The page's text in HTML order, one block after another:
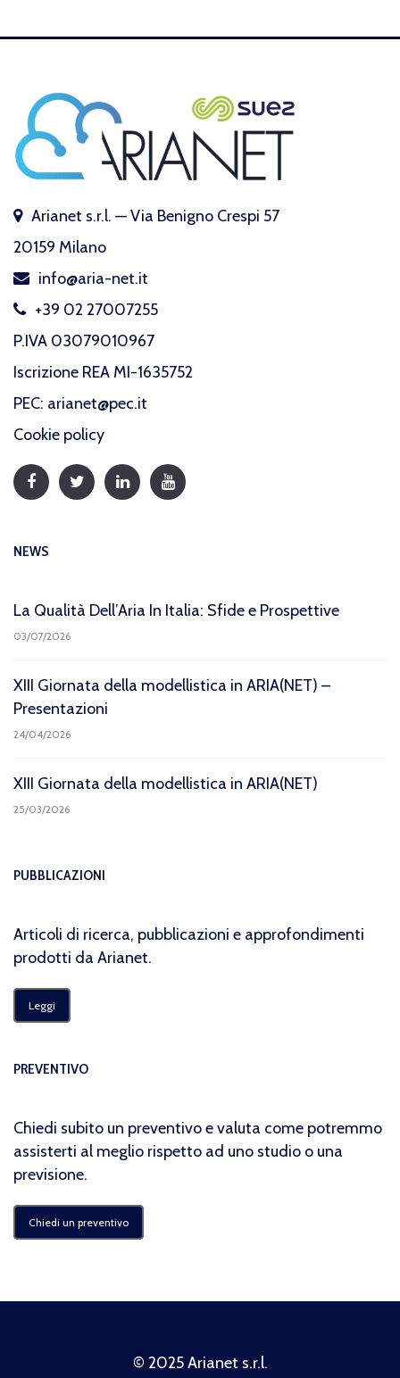
Arianet s.r.l. — Via Benigno Crespi 57
20159 Milano
info@aria-net.it
+39 02 27007255
P.IVA 03079010967
Iscrizione REA MI-1635752
PEC: arianet@pec.it
Cookie policy
NEWS
La Qualità Dell’Aria In Italia: Sfide e Prospettive
03/07/2026
XIII Giornata della modellistica in ARIA(NET) –
Presentazioni
24/04/2026
XIII Giornata della modellistica in ARIA(NET)
25/03/2026
PUBBLICAZIONI
Articoli di ricerca, pubblicazioni e approfondimenti
prodotti da Arianet.
Leggi
PREVENTIVO
Chiedi subito un preventivo e valuta come potremmo
assisterti al meglio rispetto ad uno studio o una
previsione.
Chiedi un preventivo
© 2025 Arianet s.r.l.